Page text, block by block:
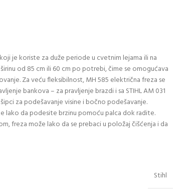
je koriste za duže periode u cvetnim lejama ili na
od 85 cm ili 60 cm po potrebi, čime se omogućava
Za veću fleksibilnost, MH 585 električna freza se
bankova – za pravljenje brazdi i sa STIHL AM 031
za podešavanje visine i bočno podešavanje.
lako da podesite brzinu pomoću palca dok radite.
freza može lako da se prebaci u položaj čišćenja i da
Stihl